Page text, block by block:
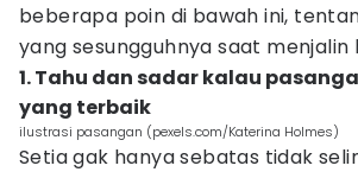
beberapa poin di bawah ini,
yang sesungguhnya saat menjalin
1. Tahu dan sadar kalau
yang terbaik
ilustrasi pasangan (pexels.com/Katerina Holmes)
Setia gak hanya sebatas tidak